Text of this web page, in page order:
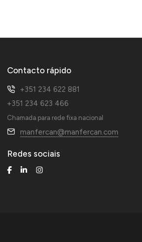
Contacto rápido
+351 234 622 881
+351 234 623 466
Chamada para rede fixa nacional
manfercan@manfercan.com
Redes sociais